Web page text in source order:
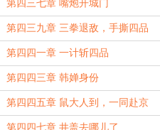
第四三七章 嘴炮开城门
第四三九章 三拳退敌，手撕四品
第四四一章 一计斩四品
第四四三章 韩婵身份
第四四五章 鼠大人到，一同赴京
第四四七章 井盖去哪儿了